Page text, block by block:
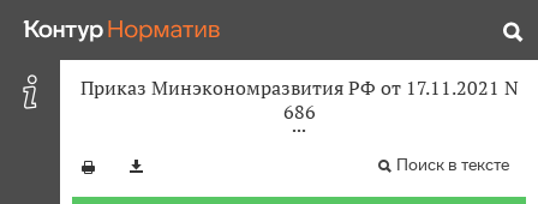
Приказ Минэкономразвития РФ от 17.11.2021 N
686
Поиск в тексте